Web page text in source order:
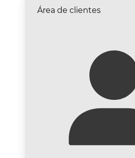
Área de clientes